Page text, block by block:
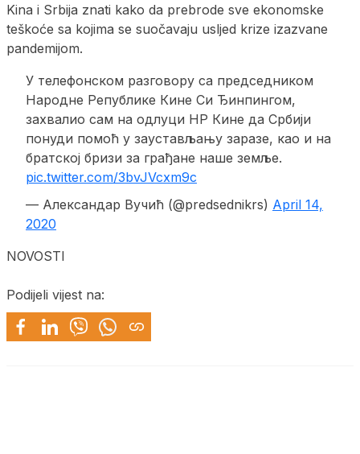
Kina i Srbija znati kako da prebrode sve ekonomske
teškoće sa kojima se suočavaju usljed krize izazvane
pandemijom.
У телефонском разговору са председником
Народне Републике Кине Си Ђинпингом,
захвалио сам на одлуци НР Кине да Србији
понуди помоћ у заустављању заразе, као и на
братској бризи за грађане наше земље.
pic.twitter.com/3bvJVcxm9c
— Александар Вучић (@predsednikrs) April 14,
2020
NOVOSTI
Podijeli vijest na: